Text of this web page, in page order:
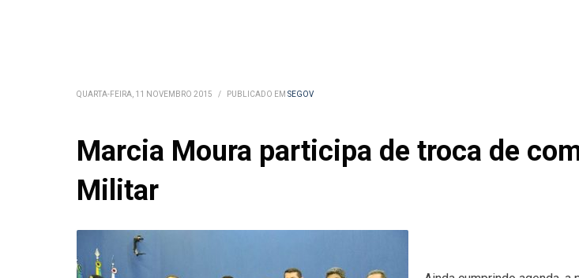
QUARTA-FEIRA, 11 NOVEMBRO 2015 / PUBLICADO EM SEGOV
Marcia Moura participa de troca de
Militar